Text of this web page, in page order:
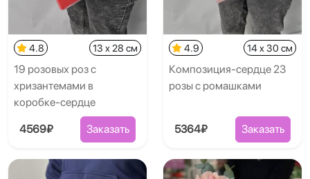
4.8 13 x 28 см
19 розовых роз с
хризантемами в
коробке-сердце
4569₽ Заказать
4.9 14 x 30 см
Композиция-сердце 23
розы с ромашками
5364₽ Заказать